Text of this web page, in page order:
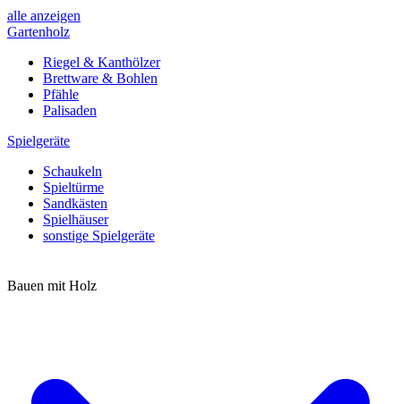
alle anzeigen
Gartenholz
Riegel & Kanthölzer
Brettware & Bohlen
Pfähle
Palisaden
Spielgeräte
Schaukeln
Spieltürme
Sandkästen
Spielhäuser
sonstige Spielgeräte
Bauen mit Holz